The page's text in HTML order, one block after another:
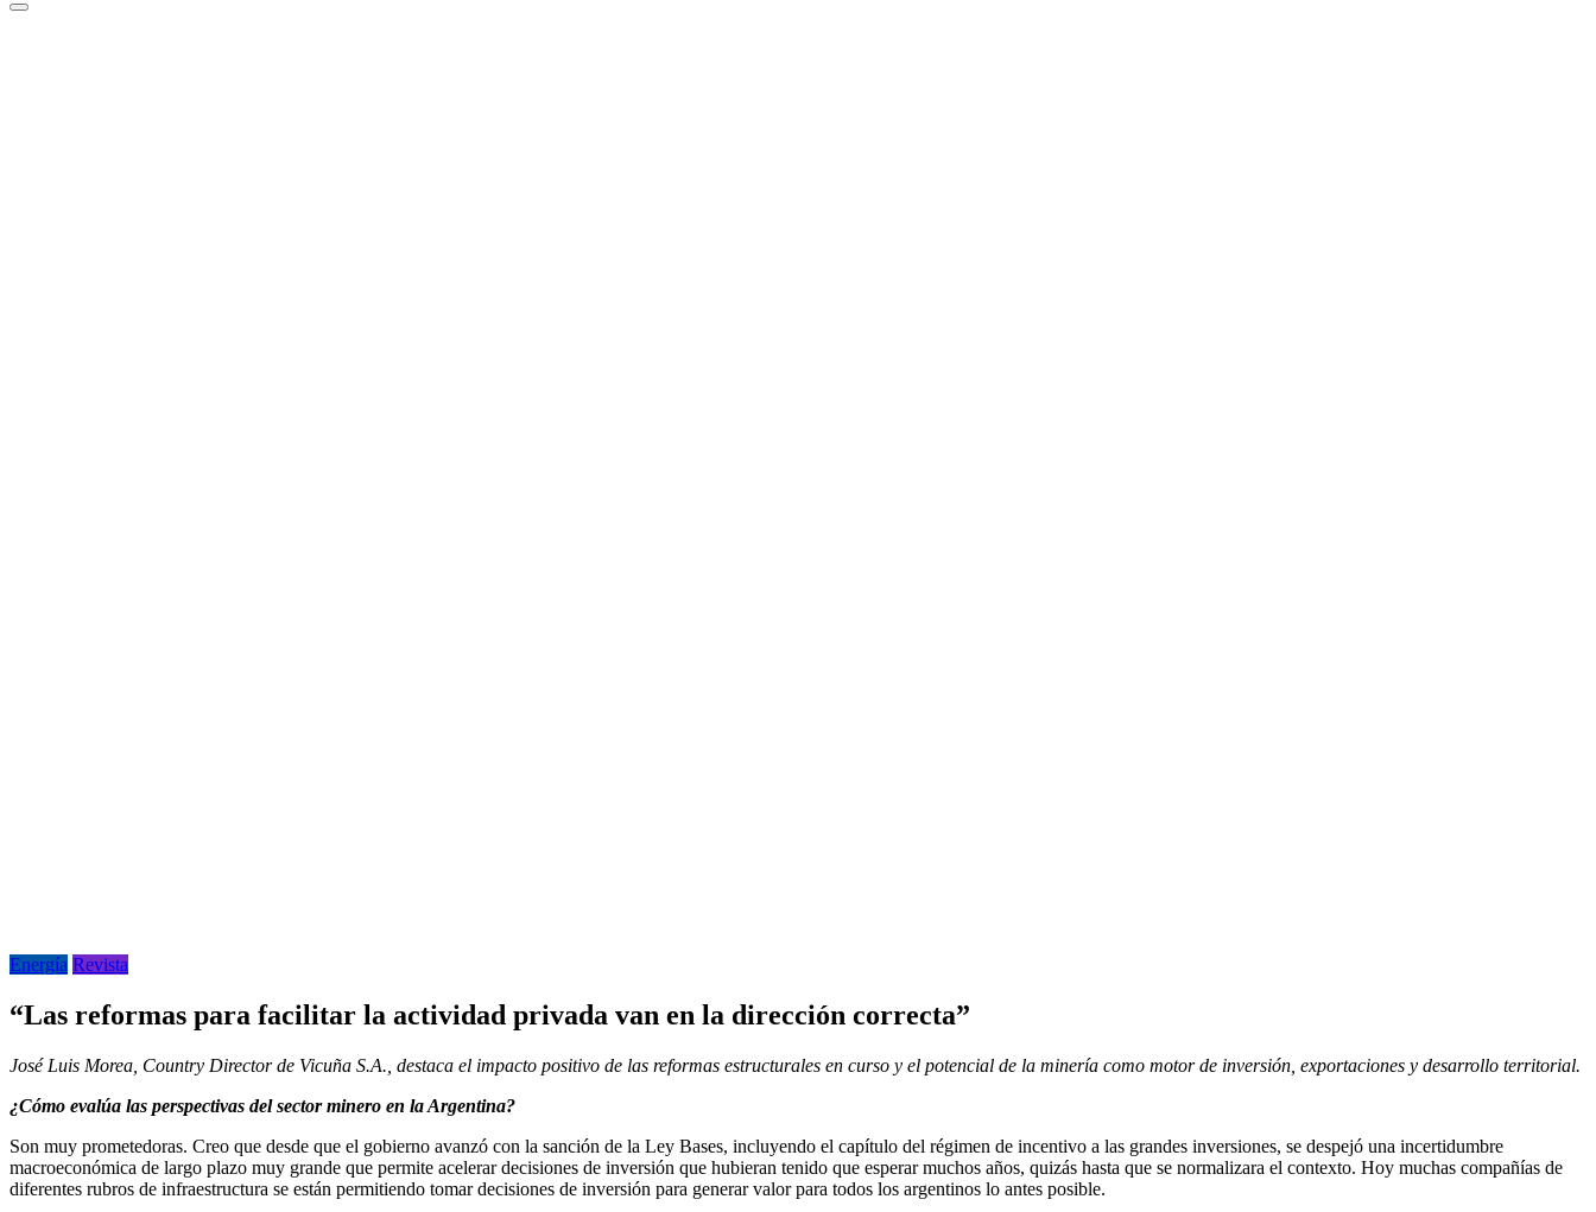
Energía Revista
“Las reformas para facilitar la actividad privada van en la dirección correcta”
José Luis Morea, Country Director de Vicuña S.A., destaca el impacto positivo de las reformas estructurales en curso y el potencial de la minería como motor de inversión, exportaciones y desarrollo territorial.
¿Cómo evalúa las perspectivas del sector minero en la Argentina?
Son muy prometedoras. Creo que desde que el gobierno avanzó con la sanción de la Ley Bases, incluyendo el capítulo del régimen de incentivo a las grandes inversiones, se despejó una incertidumbre
macroeconómica de largo plazo muy grande que permite acelerar decisiones de inversión que hubieran tenido que esperar muchos años, quizás hasta que se normalizara el contexto. Hoy muchas compañías de
diferentes rubros de infraestructura se están permitiendo tomar decisiones de inversión para generar valor para todos los argentinos lo antes posible.